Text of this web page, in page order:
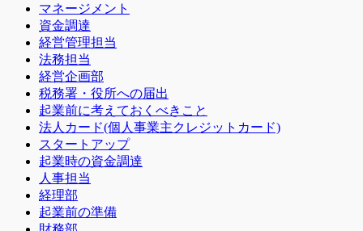
マネージメント
資金調達
経営管理担当
法務担当
経営企画部
税務署・役所への届出
起業前に考えておくべきこと
法人カード(個人事業主クレジットカード)
スタートアップ
起業時の資金調達
人事担当
経理部
起業前の準備